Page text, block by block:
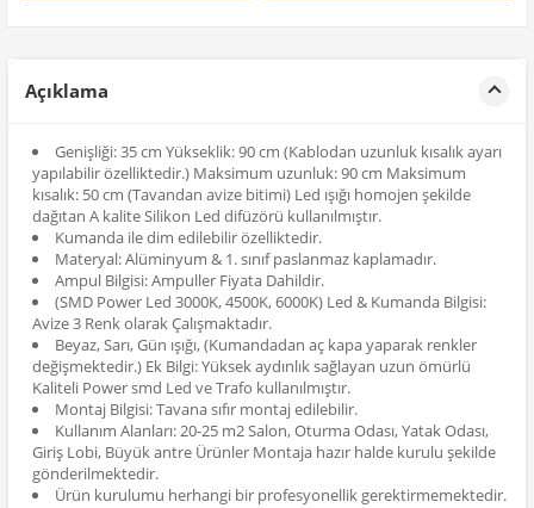
Açıklama
Genişliği: 35 cm Yükseklik: 90 cm (Kablodan uzunluk kısalık ayarı
yapılabilir özelliktedir.) Maksimum uzunluk: 90 cm Maksimum
kısalık: 50 cm (Tavandan avize bitimi) Led ışığı homojen şekilde
dağıtan A kalite Silikon Led difüzörü kullanılmıştır.
Kumanda ile dim edilebilir özelliktedir.
Materyal: Alüminyum & 1. sınıf paslanmaz kaplamadır.
Ampul Bilgisi: Ampuller Fiyata Dahildir.
(SMD Power Led 3000K, 4500K, 6000K) Led & Kumanda Bilgisi:
Avize 3 Renk olarak Çalışmaktadır.
Beyaz, Sarı, Gün ışığı, (Kumandadan aç kapa yaparak renkler
değişmektedir.) Ek Bilgi: Yüksek aydınlık sağlayan uzun ömürlü
Kaliteli Power smd Led ve Trafo kullanılmıştır.
Montaj Bilgisi: Tavana sıfır montaj edilebilir.
Kullanım Alanları: 20-25 m2 Salon, Oturma Odası, Yatak Odası,
Giriş Lobi, Büyük antre Ürünler Montaja hazır halde kurulu şekilde
gönderilmektedir.
Ürün kurulumu herhangi bir profesyonellik gerektirmemektedir.